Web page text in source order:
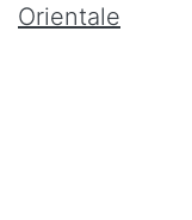
Orientale